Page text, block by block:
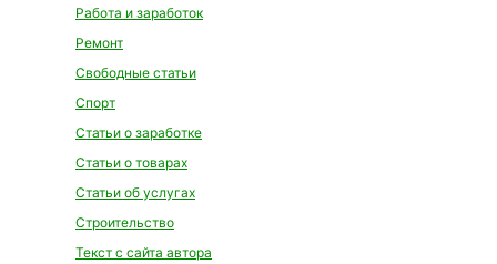
Работа и заработок
Ремонт
Свободные статьи
Спорт
Статьи о заработке
Статьи о товарах
Статьи об услугах
Строительство
Текст с сайта автора